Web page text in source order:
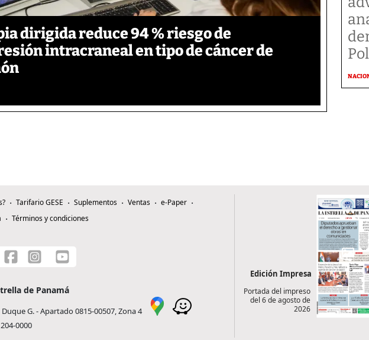
dirigida reduce 94 % riesgo de
intracraneal en tipo de cáncer de
Tarifario GESE Suplementos Ventas
e-Paper
Términos y condiciones
de Panamá
G. - Apartado 0815-00507, Zona 4
0000
Edición Impresa
Portada del impreso
del 6 de agosto de
2026